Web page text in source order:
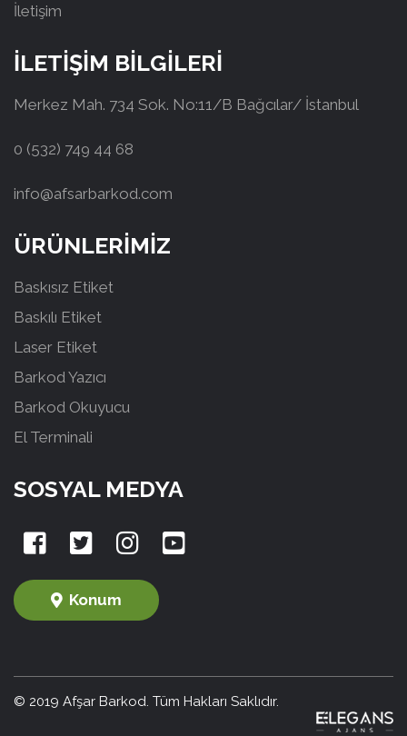
İletişim
İLETİŞİM BİLGİLERİ
Merkez Mah. 734 Sok. No:11/B Bağcılar/ İstanbul
0 (532) 749 44 68
info@afsarbarkod.com
ÜRÜNLERİMİZ
Baskısız Etiket
Baskılı Etiket
Laser Etiket
Barkod Yazıcı
Barkod Okuyucu
El Terminali
SOSYAL MEDYA
Konum
© 2019 Afşar Barkod. Tüm Hakları Saklıdır.